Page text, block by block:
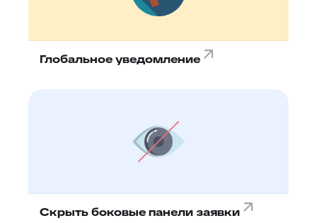
Глобальное уведомление
Скрыть боковые панели заявки